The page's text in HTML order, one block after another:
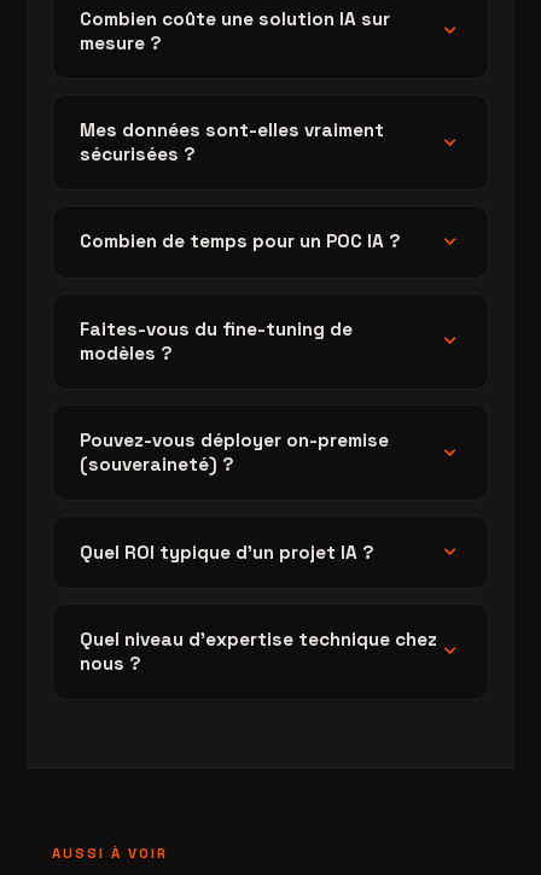
Combien coûte une solution IA sur
mesure ?
expand_more
Mes données sont-elles vraiment
sécurisées ?
expand_more
Combien de temps pour un POC IA ? expand_more
Faites-vous du fine-tuning de
modèles ?
expand_more
Pouvez-vous déployer on-premise
(souveraineté) ?
expand_more
Quel ROI typique d'un projet IA ? expand_more
Quel niveau d'expertise technique chez
nous ?
expand_more
AUSSI À VOIR